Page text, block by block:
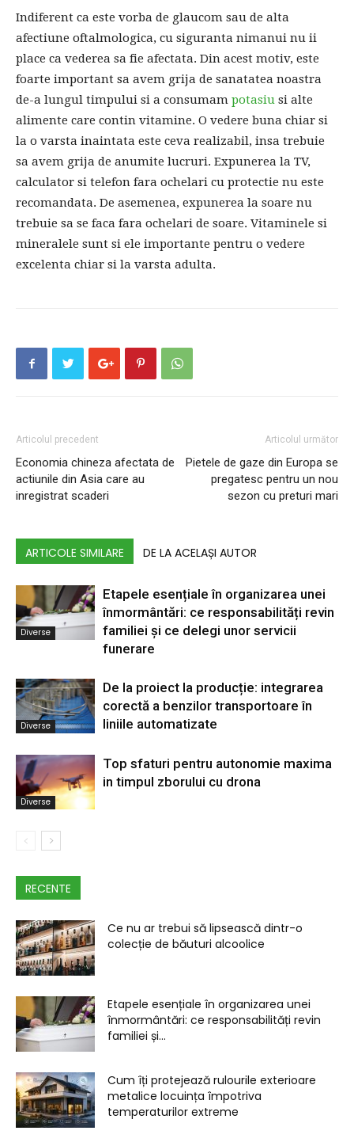
Indiferent ca este vorba de glaucom sau de alta
afectiune oftalmologica, cu siguranta nimanui nu ii
place ca vederea sa fie afectata. Din acest motiv, este
foarte important sa avem grija de sanatatea noastra
de-a lungul timpului si a consumam potasiu si alte
alimente care contin vitamine. O vedere buna chiar si
la o varsta inaintata este ceva realizabil, insa trebuie
sa avem grija de anumite lucruri. Expunerea la TV,
calculator si telefon fara ochelari cu protectie nu este
recomandata. De asemenea, expunerea la soare nu
trebuie sa se faca fara ochelari de soare. Vitaminele si
mineralele sunt si ele importante pentru o vedere
excelenta chiar si la varsta adulta.
Articolul precedent
Economia chineza afectata de
actiunile din Asia care au
inregistrat scaderi
Articolul următor
Pietele de gaze din Europa se
pregatesc pentru un nou
sezon cu preturi mari
ARTICOLE SIMILARE DE LA ACELAȘI AUTOR
Diverse
Etapele esențiale în organizarea unei
înmormântări: ce responsabilități revin
familiei și ce delegi unor servicii
funerare
Diverse
De la proiect la producție: integrarea
corectă a benzilor transportoare în
liniile automatizate
Diverse
Top sfaturi pentru autonomie maxima
in timpul zborului cu drona
RECENTE
Ce nu ar trebui să lipsească dintr-o
colecție de băuturi alcoolice
Etapele esențiale în organizarea unei
înmormântări: ce responsabilități revin
familiei și...
Cum îți protejează rulourile exterioare
metalice locuința împotriva
temperaturilor extreme